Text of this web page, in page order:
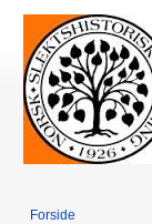
Forside